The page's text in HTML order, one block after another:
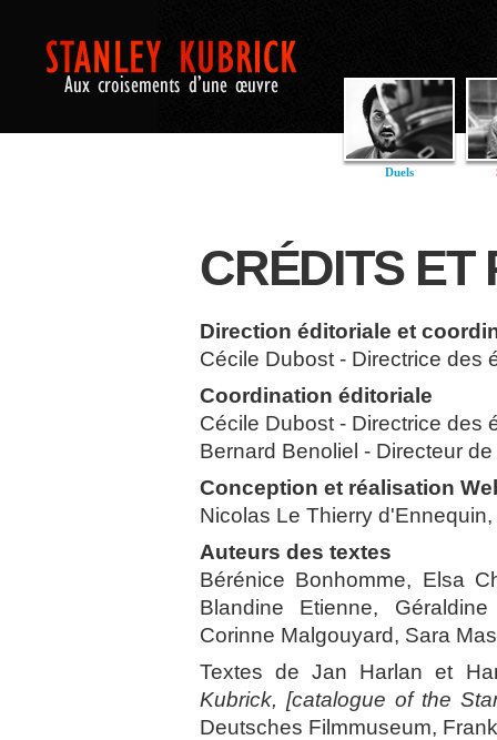
Duels
CRÉDITS ET
Direction éditoriale et
Cécile Dubost - Directrice des
Coordination éditoriale
Cécile Dubost - Directrice des
Bernard Benoliel - Directeur
Conception et réalisation
Nicolas Le Thierry
Auteurs des textes
Bérénice Bonhomme, Elsa
Blandine Etienne,
Corinne Malgouyard, Sara
Textes de Jan Harlan et
Kubrick, [catalogue of the
Deutsches Filmmuseum,